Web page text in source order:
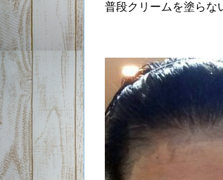
普段クリームを塗らな